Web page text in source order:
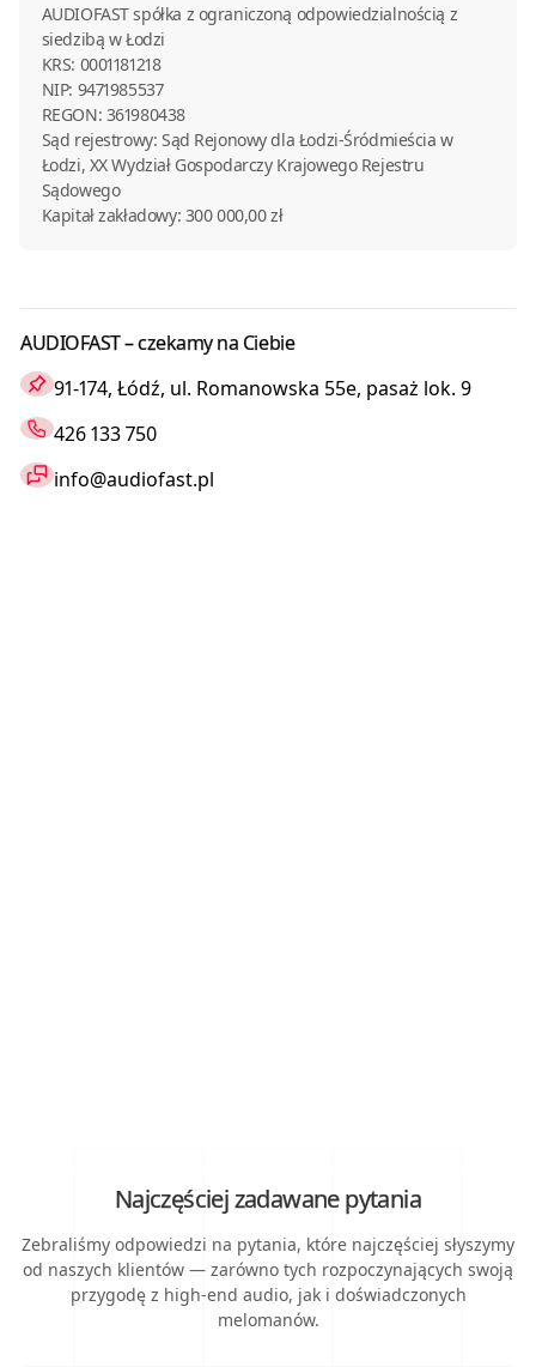
AUDIOFAST spółka z ograniczoną odpowiedzialnością z
siedzibą w Łodzi
KRS: 0001181218
NIP: 9471985537
REGON: 361980438
Sąd rejestrowy: Sąd Rejonowy dla Łodzi-Śródmieścia w
Łodzi, XX Wydział Gospodarczy Krajowego Rejestru
Sądowego
Kapitał zakładowy: 300 000,00 zł
AUDIOFAST – czekamy na Ciebie
91-174, Łódź, ul. Romanowska 55e, pasaż lok. 9
426 133 750
info@audiofast.pl
Najczęściej zadawane pytania
Zebraliśmy odpowiedzi na pytania, które najczęściej słyszymy
od naszych klientów — zarówno tych rozpoczynających swoją
przygodę z high-end audio, jak i doświadczonych
melomanów.